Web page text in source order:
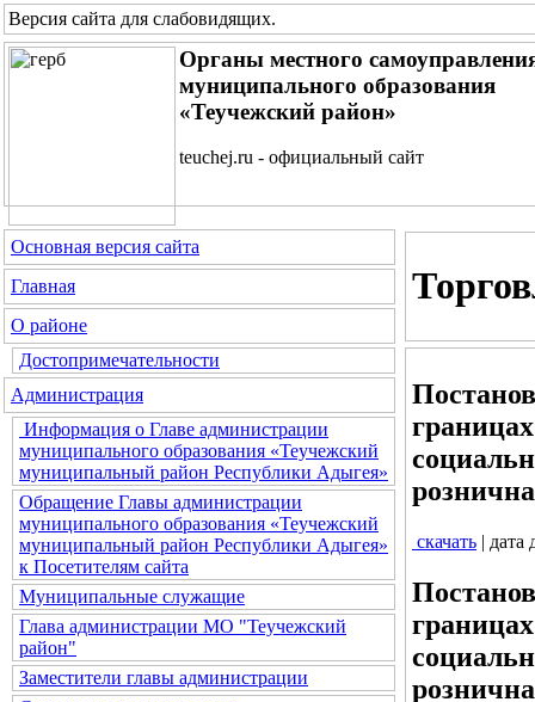
Версия сайта для слабовидящих.
Органы местного
муниципального образования
«Теучежский район»
teuchej.ru - официальный сайт
Основная версия сайта
Главная
О районе
Достопримечательности
Администрация
Информация о Главе администрации
муниципального образования «Теучежский
муниципальный район Республики Адыгея»
Обращение Главы администрации
муниципального образования «Теучежский
муниципальный район Республики Адыгея»
к Посетителям сайта
Муниципальные служащие
Глава администрации МО "Теучежский
район"
Заместители главы администрации
скачать | дата